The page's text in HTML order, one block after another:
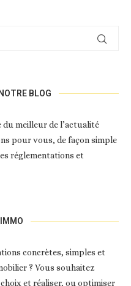
BLOG
du meilleur de l’actualité
pour vous, de façon simple
réglementations et
concrètes, simples et
? Vous souhaitez
et réaliser, ou optimiser